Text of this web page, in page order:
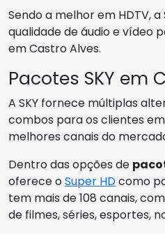
Sendo a melhor em HDTV,
qualidade de áudio e vídeo
em Castro Alves.
Pacotes SKY em
A SKY fornece múltiplas
combos para os clientes
melhores canais do
Dentro das opções de
oferece oSuper HDcomo
tem mais de 108 canais,
de filmes, séries, esportes,